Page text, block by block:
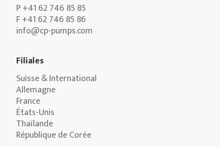
P +41 62 746 85 85
F +41 62 746 85 86
info@cp-pumps.com
Filiales
Suisse & International
Allemagne
France
États-Unis
Thaïlande
République de Corée